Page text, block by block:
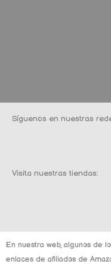
Síguenos en nuestras
Visita nuestras tiendas:
En nuestra web, algunos de
enlaces de afiliados de